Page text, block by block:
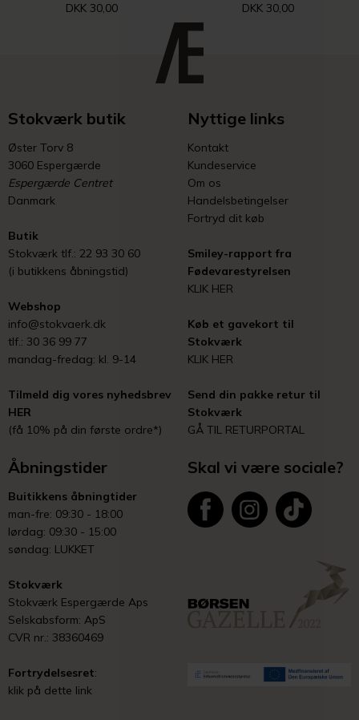
DKK 30,00
DKK 30,00
Stokværk butik
Øster Torv 8
3060 Espergærde
Espergærde Centret
Danmark
Butik
Stokværk tlf.: 22 93 30 60
(i butikkens åbningstid)
Webshop
info@stokvaerk.dk
tlf.: 30 36 99 77
mandag-fredag: kl. 9-14
Tilmeld dig vores nyhedsbrev
HER
(få 10% på din første ordre*)
Nyttige links
Kontakt
Kundeservice
Om os
Handelsbetingelser
Fortryd dit køb
Smiley-rapport fra
Fødevarestyrelsen
KLIK HER
Køb et gavekort til
Stokværk
KLIK HER
Send din pakke retur til
Stokværk
GÅ TIL RETURPORTAL
Åbningstider
Buitikkens åbningtider
man-fre: 09:30 - 18:00
lørdag: 09:30 - 15:00
søndag: LUKKET
Stokværk
Stokværk Espergærde Aps
Selskabsform: ApS
CVR nr.: 38360469
Fortrydelsesret:
klik på dette link
Skal vi være sociale?